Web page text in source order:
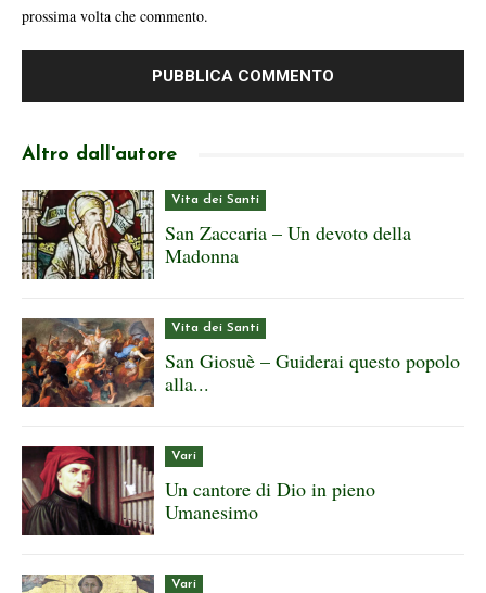
prossima volta che commento.
Altro dall'autore
Vita dei Santi
San Zaccaria – Un devoto della
Madonna
Vita dei Santi
San Giosuè – Guiderai questo popolo
alla...
Vari
Un cantore di Dio in pieno
Umanesimo
Vari